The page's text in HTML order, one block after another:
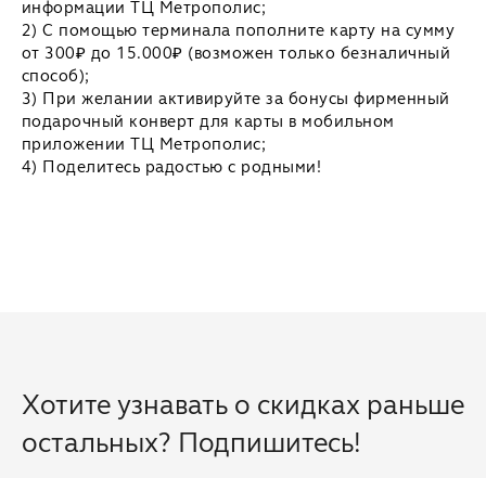
информации ТЦ Метрополис;
2) С помощью терминала пополните карту на сумму
от 300₽ до 15.000₽ (возможен только безналичный
способ);
3) При желании активируйте за бонусы фирменный
подарочный конверт для карты в мобильном
приложении ТЦ Метрополис;
4) Поделитесь радостью с родными!
Хотите узнавать о скидках раньше
остальных? Подпишитесь!